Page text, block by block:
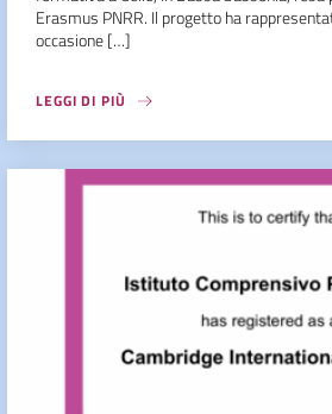
Erasmus PNRR. Il progetto ha
occasione […]
LEGGI DI PIÙ